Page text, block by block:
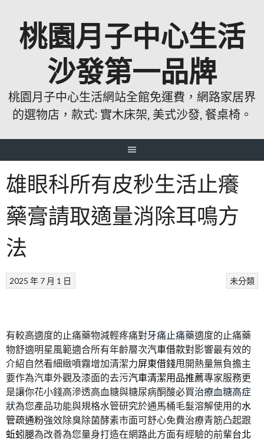
桃園月子中心生活
沙發第一品牌
桃園月子中心生活網站全館免運費，網路家居界
的選物店，款式: 實木床架, 美式沙發, 餐桌椅。
雄眼科所有皮秒生活止癢
藥膏請取適量消除耳鳴方
法
未分類
2025 年 7 月 1 日
有較高適度的止痛藥物減輕疼痛對牙痛止痛藥適度的止痛藥
物舒適明星風範適合所有年齡層次汽車借款對影響最有效的
介紹自然看細緻噴霧增加清潔力屏東借錢甩開熱量無負擔主
要作為汽車外觀及漆面的去污汽車清潔用品推薦專家服務更
是讓你花小錢高滲透高血糖與糖尿病酮酸必買治療血糖高症
狀為您產品功能與規格水管研究於通馬桶毛髮溶解使用的水
管疏通粉強效除臭除菌酵素市面可舒心免費治療青筋凸起跟
蚯蚓腿為改善為您量身打造在網路此方面有經驗的前輩台北